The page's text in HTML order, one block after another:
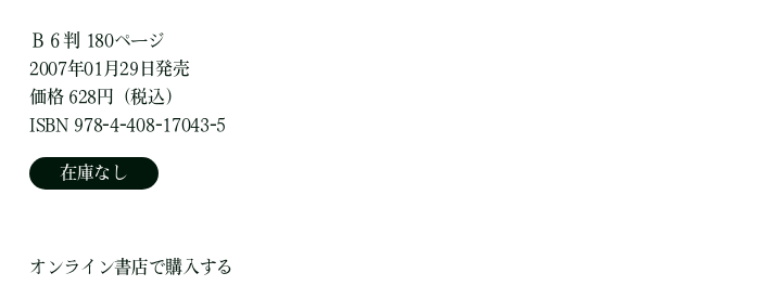
Ｂ６判 180ページ
2007年01月29日発売
価格 628円（税込）
ISBN 978-4-408-17043-5
在庫なし
オンライン書店で購入する